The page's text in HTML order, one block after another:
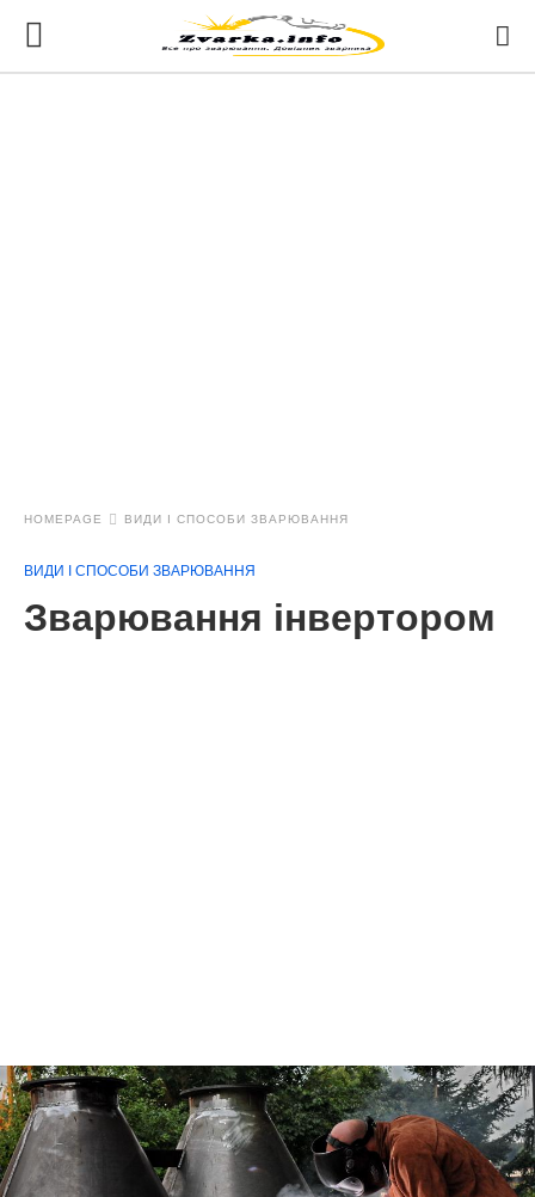
HOMEPAGE ВИДИ І СПОСОБИ ЗВАРЮВАННЯ
ВИДИ І СПОСОБИ ЗВАРЮВАННЯ
Зварювання інвертором